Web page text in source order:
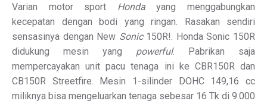
Varian motor sport Hondayang menggabungkan
kecepatan dengan bodi yang ringan. Rasakan sendiri
sensasinya dengan New Sonic150R!
. Honda Sonic 150R
didukung mesin yang powerful. Pabrikan saja
mempercayakan unit pacu tenaga ini ke CBR150R dan
CB150R Streetfire. Mesin 1-silinder DOHC 149,16 cc
miliknya bisa mengeluarkan tenaga sebesar 16 Tk di 9.000